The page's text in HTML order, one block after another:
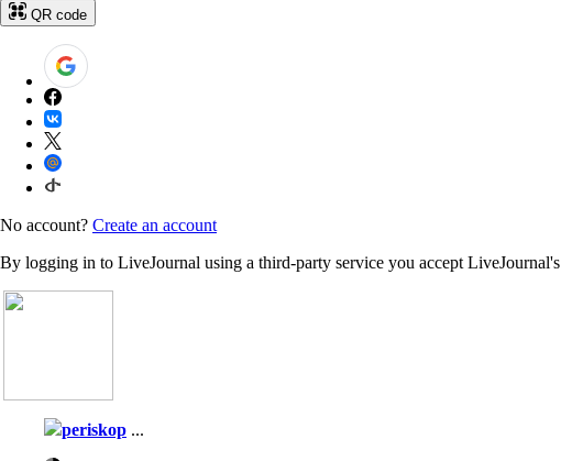
QR code
No account? Create an account
By logging in to LiveJournal using a third-party service you accept LiveJournal's
periskop ...